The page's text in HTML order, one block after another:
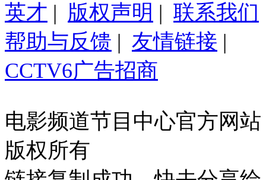
英才 | 版权声明 | 联系我们
帮助与反馈 | 友情链接 |
CCTV6广告招商
电影频道节目中心官方网站
版权所有